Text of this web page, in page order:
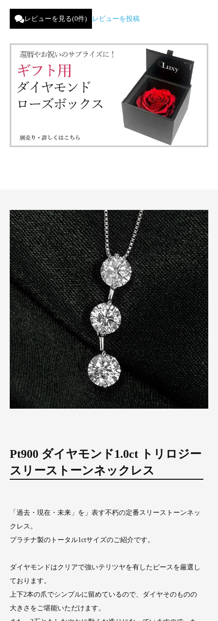
レビューを見る(0件) レビューを投稿
Pt900 ダイヤモンド1.0ct トリロジー
スリーストーンネックレス
「過去・現在・未来」を」表す不朽の定番スリーストーンネッ
クレス。
プラチナ製のトータル1ctサイズのご紹介です。
ダイヤモンドはクリアで強いテリツヤを有したピースを厳選し
ております。
上下2本の爪でシンプルに留めているので、ダイヤそのものの
大きさをご堪能いただけます。